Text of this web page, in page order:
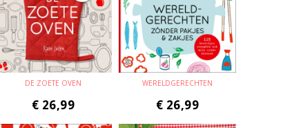
DE ZOETE OVEN
€ 26,99
WERELDGERECHTEN
€ 26,99